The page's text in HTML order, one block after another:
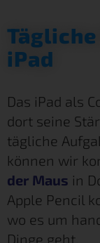
iPad
Das iPad als
dort seine
tägliche
können wir
der Maus in
Apple Pencil
wo es um
Dinge geht.